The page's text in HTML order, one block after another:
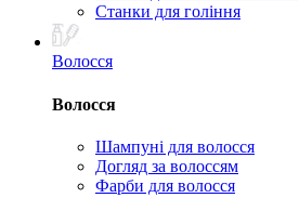
Станки для гоління
Волосся
Волосся
Шампуні для волосся
Догляд за волоссям
Фарби для волосся